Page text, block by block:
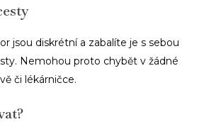
jsou diskrétní a zabalíte je s sebou
Nemohou proto chybět v žádné
či lékárničce.